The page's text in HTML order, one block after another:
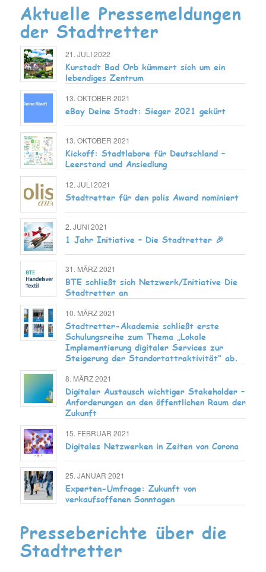
Aktuelle Pressemeldungen
der Stadtretter
21. JULI 2022
Kurstadt Bad Orb kümmert sich um ein
lebendiges Zentrum
13. OKTOBER 2021
eBay Deine Stadt: Sieger 2021 gekürt
13. OKTOBER 2021
Kickoff: Stadtlabore für Deutschland –
Leerstand und Ansiedlung
12. JULI 2021
Stadtretter für den polis Award nominiert
2. JUNI 2021
1 Jahr Initiative – Die Stadtretter 🎉
31. MÄRZ 2021
BTE schließt sich Netzwerk/Initiative Die
Stadtretter an
10. MÄRZ 2021
Stadtretter-Akademie schließt erste
Schulungsreihe zum Thema „Lokale
Implementierung digitaler Services zur
Steigerung der Standortattraktivität“ ab.
8. MÄRZ 2021
Digitaler Austausch wichtiger Stakeholder –
Anforderungen an den öffentlichen Raum der
Zukunft
15. FEBRUAR 2021
Digitales Netzwerken in Zeiten von Corona
25. JANUAR 2021
Experten-Umfrage: Zukunft von
verkaufsoffenen Sonntagen
Presseberichte über die
Stadtretter